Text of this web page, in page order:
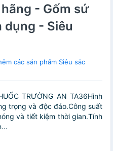
- Gốm sứ
dụng - Siêu
các sản phẩm Siêu sắc
TRƯỜNG AN TA36Hình
trọng và độc đáo.Công suất
và tiết kiệm thời gian.Tính